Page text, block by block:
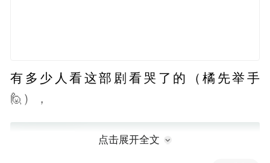
有多少人看这部剧看哭了的（橘先举手
🙋），
点击展开全文